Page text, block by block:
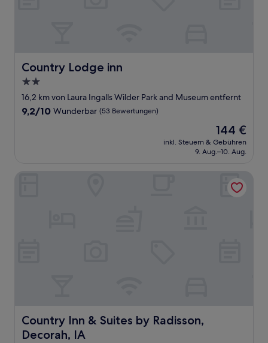
Country Lodge inn
Country Lodge inn
2.0-
Sterne-
Unterkunft
16,2 km von Laura Ingalls Wilder Park and Museum entfernt
9.2
9,2/10 Wunderbar (53 Bewertungen)
Der
Preis
beträgt
144 €
inkl. Steuern & Gebühren
9. Aug.–10. Aug.
Country Inn & Suites by Radisson,
Decorah, IA
Country Inn & Suites by Radisson, Decorah, IA